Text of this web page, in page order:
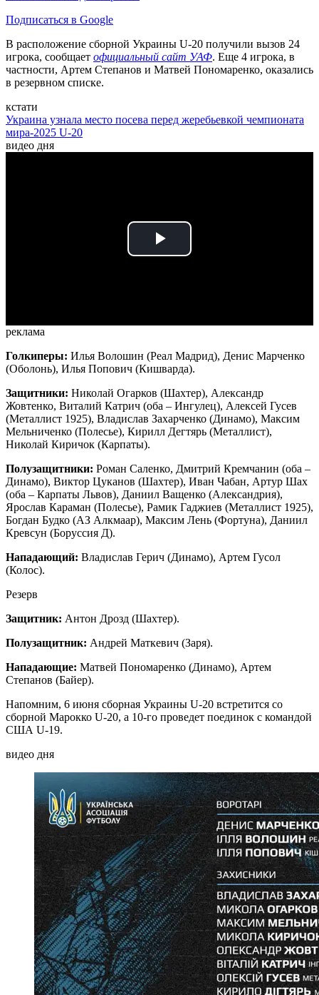
Подписаться в Google
В расположение сборной Украины U-20 получили вызов 24
игрока, сообщает официальный сайт УАФ. Еще 4 игрока, в
частности, Артем Степанов и Матвей Пономаренко, оказались
в резервном списке.
кстати
Украина узнала место посева перед жеребьевкой чемпионата
мира-2025 U-20
видео дня
Play
реклама
Голкиперы: Илья Волошин (Реал Мадрид), Денис Марченко
(Оболонь), Илья Попович (Кишварда).
Защитники: Николай Огарков (Шахтер), Александр
Жовтенко, Виталий Катрич (оба – Ингулец), Алексей Гусев
(Металлист 1925), Владислав Захарченко (Динамо), Максим
Мельниченко (Полесье), Кирилл Дегтярь (Металлист),
Николай Киричок (Карпаты).
Полузащитники: Роман Саленко, Дмитрий Кремчанин (оба –
Динамо), Виктор Цуканов (Шахтер), Иван Чабан, Артур Шах
(оба – Карпаты Львов), Даниил Ващенко (Александрия),
Ярослав Караман (Полесье), Рамик Гаджиев (Металлист 1925),
Богдан Будко (АЗ Алкмаар), Максим Лень (Фортуна), Даниил
Кревсун (Боруссия Д).
Нападающий: Владислав Герич (Динамо), Артем Гусол
(Колос).
Резерв
Защитник: Антон Дрозд (Шахтер).
Полузащитник: Андрей Маткевич (Заря).
Нападающие: Матвей Пономаренко (Динамо), Артем
Степанов (Байер).
Напомним, 6 июня сборная Украины U-20 встретится со
сборной Марокко U-20, а 10-го проведет поединок с командой
США U-19.
видео дня